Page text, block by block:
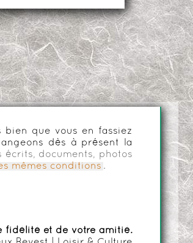
bien que vous en fassiez
dès à présent la
écrits, documents, photos
mêmes conditions .
fidélité et de votre amitié.